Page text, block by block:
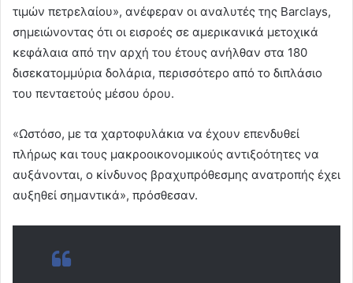
τιμών πετρελαίου», ανέφεραν οι αναλυτές της Barclays,
σημειώνοντας ότι οι εισροές σε αμερικανικά μετοχικά
κεφάλαια από την αρχή του έτους ανήλθαν στα 180
δισεκατομμύρια δολάρια, περισσότερο από το διπλάσιο
του πενταετούς μέσου όρου.
«Ωστόσο, με τα χαρτοφυλάκια να έχουν επενδυθεί
πλήρως και τους μακροοικονομικούς αντιξοότητες να
αυξάνονται, ο κίνδυνος βραχυπρόθεσμης ανατροπής έχει
αυξηθεί σημαντικά», πρόσθεσαν.